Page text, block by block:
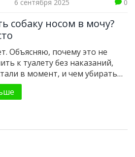
6 сентября 2025 0
собаку носом в мочу?
Объясняю, почему это не
к туалету без наказаний,
в момент, и чем убирать